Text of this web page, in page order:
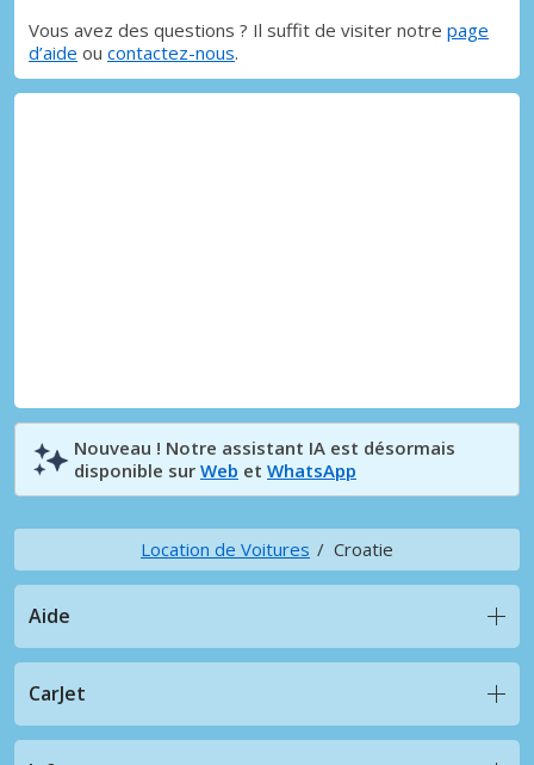
Vous avez des questions ? Il suffit de visiter notre page
d’aide ou contactez-nous.
Nouveau ! Notre assistant IA est désormais
disponible sur Web et WhatsApp
Location de Voitures Croatie
Aide
CarJet